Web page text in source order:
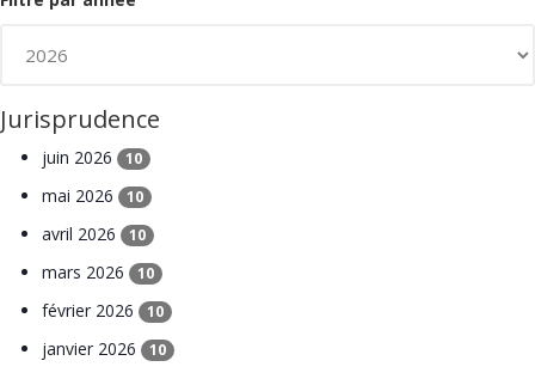
Jurisprudence
juin 2026 10
mai 2026 10
avril 2026 10
mars 2026 10
février 2026 10
janvier 2026 10